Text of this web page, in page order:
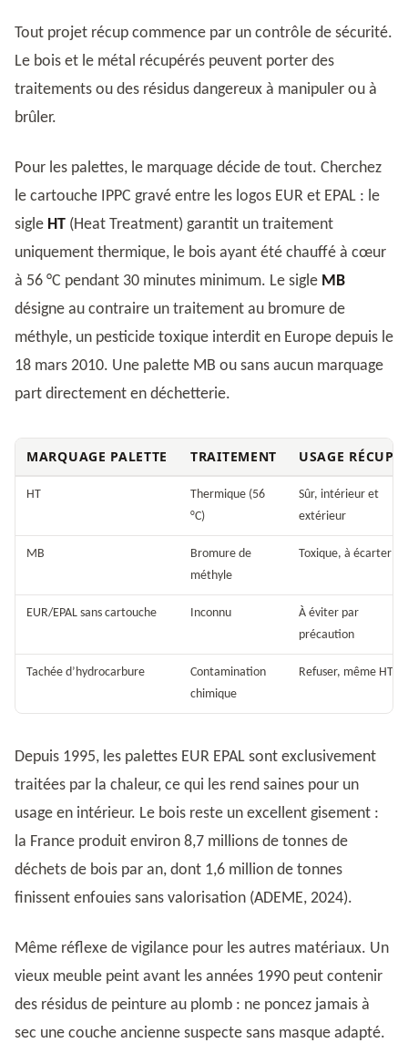
Tout projet récup commence par un contrôle de sécurité.
Le bois et le métal récupérés peuvent porter des
traitements ou des résidus dangereux à manipuler ou à
brûler.
Pour les palettes, le marquage décide de tout. Cherchez
le cartouche IPPC gravé entre les logos EUR et EPAL : le
sigle HT (Heat Treatment) garantit un traitement
uniquement thermique, le bois ayant été chauffé à cœur
à 56 °C pendant 30 minutes minimum. Le sigle MB
désigne au contraire un traitement au bromure de
méthyle, un pesticide toxique interdit en Europe depuis le
18 mars 2010. Une palette MB ou sans aucun marquage
part directement en déchetterie.
MARQUAGE PALETTE TRAITEMENT USAGE RÉCUP
HT
Thermique (56
°C)
Sûr, intérieur et
extérieur
MB
Bromure de
méthyle
Toxique, à écarter
EUR/EPAL sans cartouche Inconnu
À éviter par
précaution
Tachée d’hydrocarbure
Contamination
chimique
Refuser, même HT
Depuis 1995, les palettes EUR EPAL sont exclusivement
traitées par la chaleur, ce qui les rend saines pour un
usage en intérieur. Le bois reste un excellent gisement :
la France produit environ 8,7 millions de tonnes de
déchets de bois par an, dont 1,6 million de tonnes
finissent enfouies sans valorisation (ADEME, 2024).
Même réflexe de vigilance pour les autres matériaux. Un
vieux meuble peint avant les années 1990 peut contenir
des résidus de peinture au plomb : ne poncez jamais à
sec une couche ancienne suspecte sans masque adapté.